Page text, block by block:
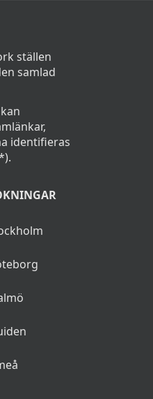
ställen
samlad
identifieras